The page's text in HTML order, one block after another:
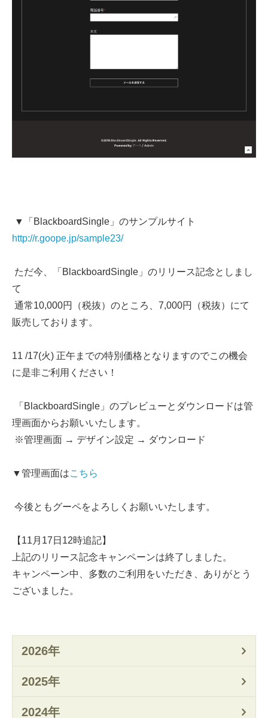
▼「BlackboardSingle」のサンプルサイト
http://r.goope.jp/sample23/
ただ今、「BlackboardSingle」のリリース記念としまし
て
通常10,000円（税抜）のところ、7,000円（税抜）にて
販売しております。
11 /17(火) 正午までの特別価格となりますのでこの機会
に是非ご利用ください！
「BlackboardSingle」のプレビューとダウンロードは管
理画面からお願いいたします。
※管理画面 → デザイン設定 → ダウンロード
▼管理画面はこちら
今後ともグーペをよろしくお願いいたします。
【11月17日12時追記】
上記のリリース記念キャンペーンは終了しました。
キャンペーン中、多数のご利用をいただき、ありがとう
ございました。
2026年
2025年
2024年